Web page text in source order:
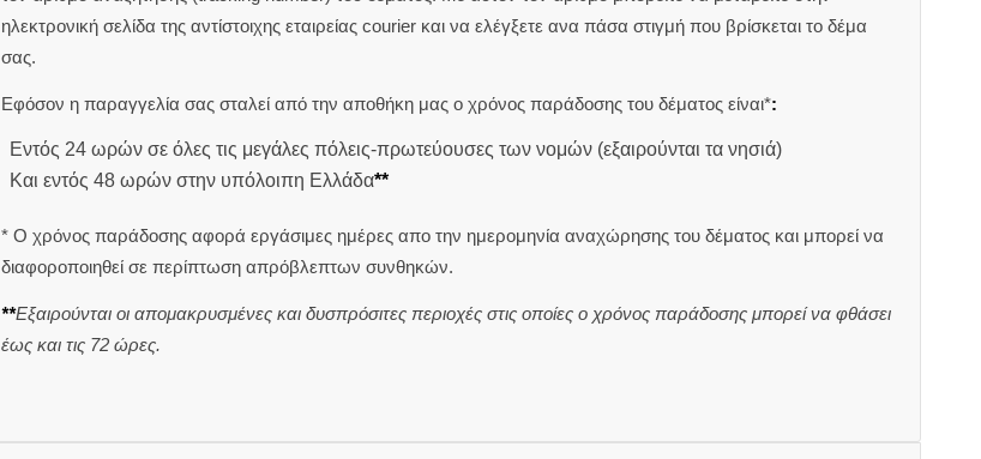
ηλεκτρονική σελίδα της αντίστοιχης εταιρείας courier και να ελέγξετε ανα πάσα στιγμή που βρίσκεται το δέμα
σας.
Εφόσον η παραγγελία σας σταλεί από την αποθήκη μας ο χρόνος παράδοσης του δέματος είναι*:
Εντός 24 ωρών σε όλες τις μεγάλες πόλεις-πρωτεύουσες των νομών (εξαιρούνται τα νησιά)
Και εντός 48 ωρών στην υπόλοιπη Ελλάδα**
* Ο χρόνος παράδοσης αφορά εργάσιμες ημέρες απο την ημερομηνία αναχώρησης του δέματος και μπορεί να
διαφοροποιηθεί σε περίπτωση απρόβλεπτων συνθηκών.
**Εξαιρούνται οι απομακρυσμένες και δυσπρόσιτες περιοχές στις οποίες ο χρόνος παράδοσης μπορεί να φθάσει
έως και τις 72 ώρες.